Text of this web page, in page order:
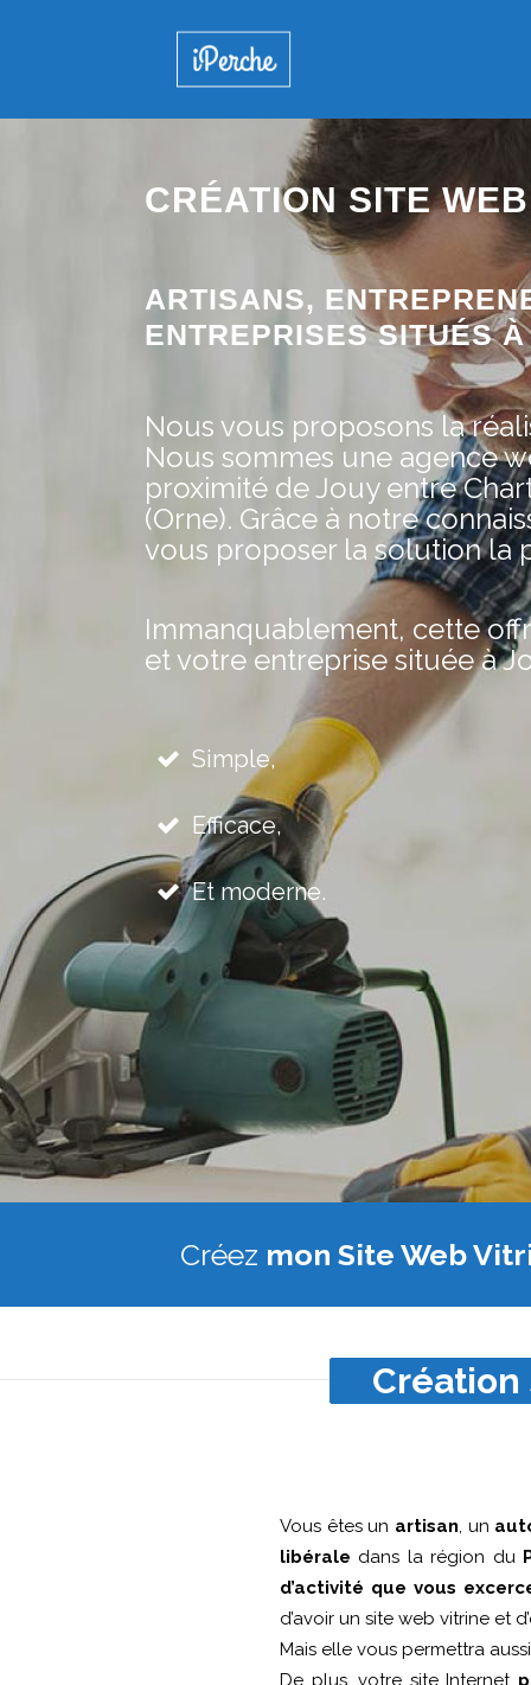
CRÉATION SITE
ARTISANS,
ENTREPRISES SITUÉS
Nous vous proposons la
Nous sommes une agence
proximité de Jouy entre
(Orne). Grâce à notre
vous proposer la solution la
Immanquablement, cette
et votre entreprise située à
Simple,
Efficace,
Et moderne.
Créez mon Site Web
Création
Vous êtes un artisan, un
libérale dans la région du
d’activité que vous
d’avoir un site web vitrine et
Mais elle vous permettra
De plus, votre site Internet